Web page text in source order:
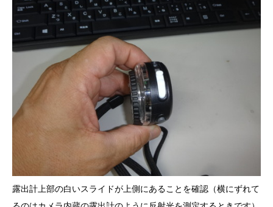
露出計上部の白いスライドが上側にあることを確認（横にずれて